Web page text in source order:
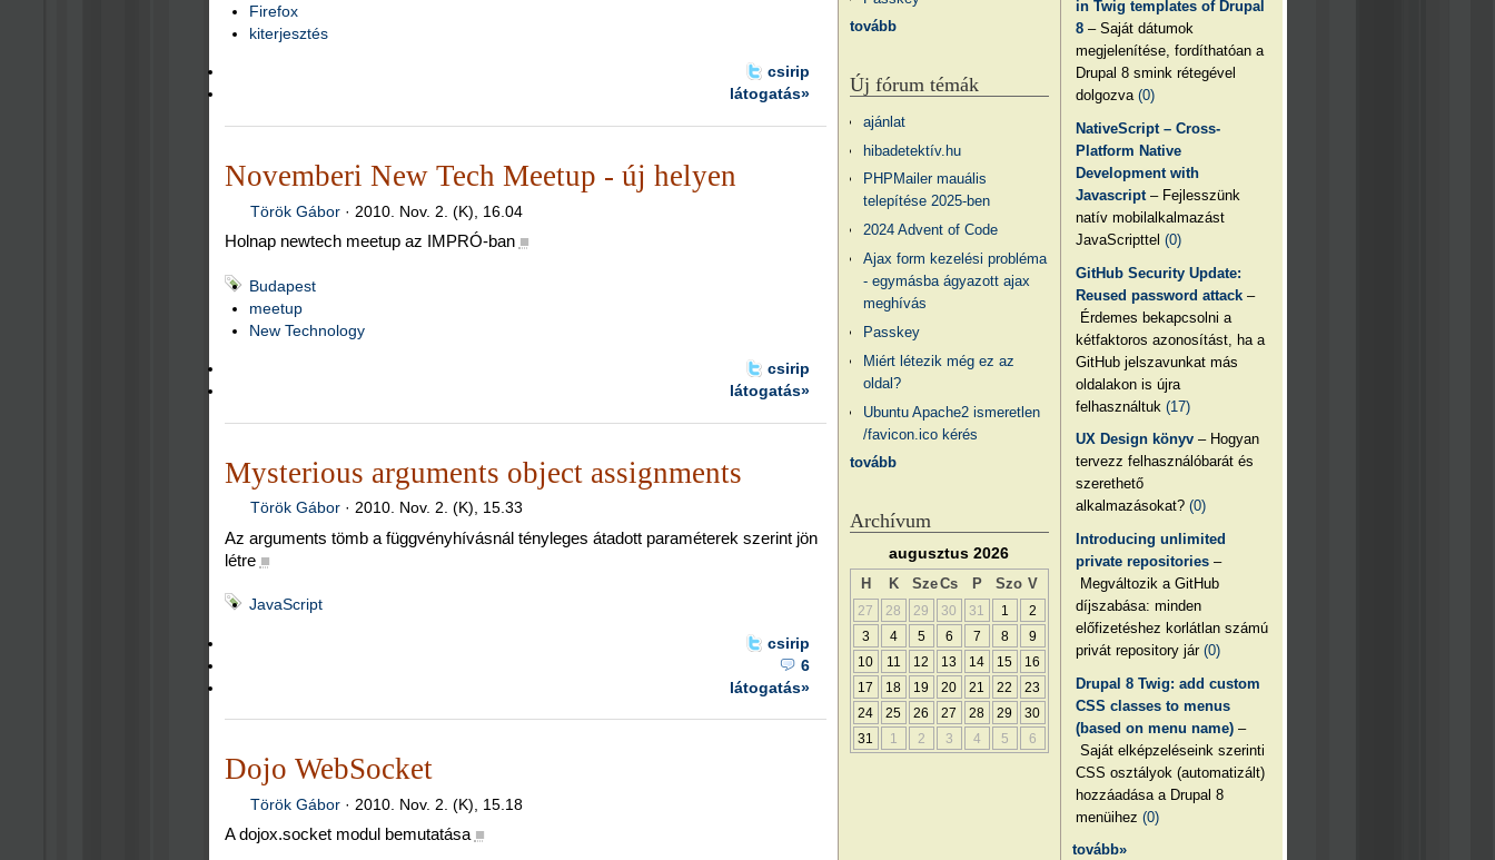
Firefox
kiterjesztés
csirip
látogatás»
Novemberi New Tech Meetup - új helyen
Török Gábor · 2010. Nov. 2. (K), 16.04
Holnap newtech meetup az IMPRÓ-ban ■
Budapest
meetup
New Technology
csirip
látogatás»
Mysterious arguments object assignments
Török Gábor ·2010. Nov. 2. (K), 15.33
Az arguments tömb a függvényhívásnál tényleges átadott paraméterek szerint jön
létre ■
JavaScript
csirip
6
látogatás»
Dojo WebSocket
Török Gábor · 2010. Nov. 2. (K), 15.18
A dojox.socket modul bemutatása ■
in Twig templates of Drupal
8 – Saját dátumok
megjelenítése, fordíthatóan a
Drupal 8 smink rétegével
dolgozva(0)
NativeScript – Cross-
Platform Native
Development with
Javascript – Fejlesszünk
natív mobilalkalmazást
JavaScripttel(0)
GitHub Security Update:
Reused password attack –
Érdemes bekapcsolni a
kétfaktoros azonosítást, ha a
GitHub jelszavunkat más
oldalakon is újra
felhasználtuk(17)
UX Design könyv – Hogyan
tervezz felhasználóbarát és
szerethető
alkalmazásokat?(0)
Introducing unlimited
private repositories –
Megváltozik a GitHub
díjszabása: minden
előfizetéshez korlátlan számú
privát repository jár(0)
Drupal 8 Twig: add custom
CSS classes to menus
(based on menu name) –
Saját elképzeléseink szerinti
CSS osztályok (automatizált)
hozzáadása a Drupal 8
menüihez(0)
tovább»
tovább
Új fórum témák
ajánlat
hibadetektív.hu
PHPMailer mauális
telepítése 2025-ben
2024 Advent of Code
Ajax form kezelési probléma
- egymásba ágyazott ajax
meghívás
Passkey
Miért létezik még ez az
oldal?
Ubuntu Apache2 ismeretlen
/favicon.ico kérés
tovább
Archívum
augusztus 2026
H K SzeCs P Szo V
27 28 29 30 31 1
2
3
4 5 6 7 8
9
10
11 12 13 14 15
16
17
18 19 20 21 22
23
24
25 26 27 28 29
30
31
1 2 3 4 5 6